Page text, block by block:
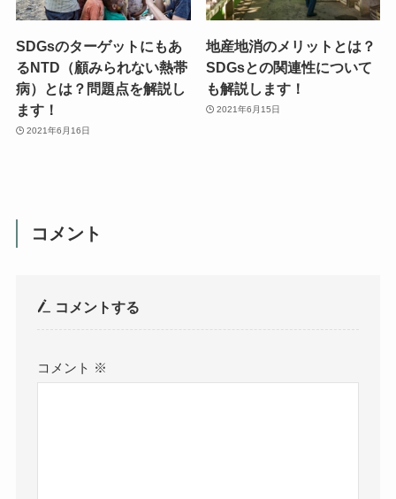
SDGsのターゲットにもあ
るNTD（顧みられない熱帯
病）とは？問題点を解説し
ます！
2021年6月16日
地産地消のメリットとは？
SDGsとの関連性について
も解説します！
2021年6月15日
コメント
コメントする
コメント ※